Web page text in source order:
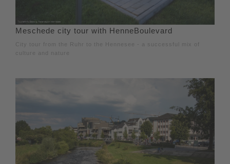
Meschede city tour with HenneBoulevard
City tour from the Ruhr to the Hennesee - a successful mix of
culture and nature